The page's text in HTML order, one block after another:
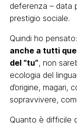
deferenza – data
prestigio sociale.
Quindi ho
anche a tutti
del “tu”, non
ecologia del
d’origine, magari,
sopravvivere,
Quanto è difficile